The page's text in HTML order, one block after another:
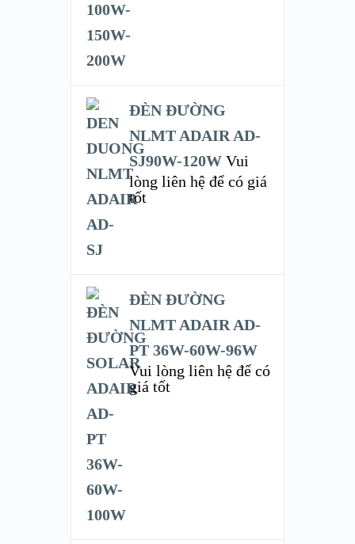
ĐÈN ĐƯỜNG
NLMT ADAIR AD-
SJ90W-120W Vui
lòng liên hệ để có giá
tốt
ĐÈN ĐƯỜNG
NLMT ADAIR AD-
PT 36W-60W-96W
Vui lòng liên hệ để có
giá tốt